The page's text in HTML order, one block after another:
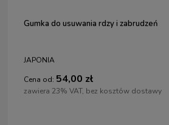
Gumka do usuwania rdzy i zabrudzeń
JAPONIA
Cena od: 54,00 zł
zawiera 23% VAT, bez kosztów dostawy